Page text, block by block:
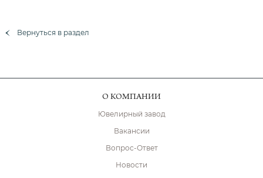
Вернуться в раздел
О КОМПАНИИ
Ювелирный завод
Вакансии
Вопрос-Ответ
Новости